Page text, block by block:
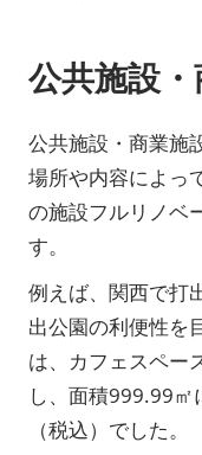
公共施設
公共施設・商業施
場所や内容によっ
の施設フルリノベ
す。
例えば、関西で打
出公園の利便性を
は、カフェスペー
し、面積999.99㎡
（税込）でした。